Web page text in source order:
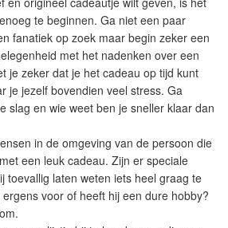
te beginnen. Ga niet een paar
fanatiek op zoek maar begin zeker een
met het nadenken over een
je zeker dat je het cadeau op tijd kunt
je jezelf bovendien veel stress. Ga
slag en wie weet ben je sneller klaar dan
in de omgeving van de persoon die
een leuk cadeau. Zijn er speciale
toevallig laten weten iets heel graag te
voor of heeft hij een dure hobby?